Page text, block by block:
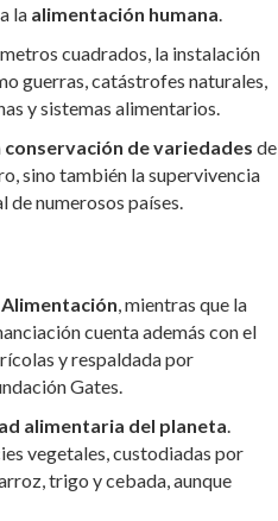
la alimentación humana.
cuadrados, la instalación
guerras, catástrofes naturales,
y sistemas alimentarios.
conservación de variedades de
sino también la supervivencia
numerosos países.
, mientras que la
cuenta además con el
y respaldada por
Gates.
alimentaria del planeta.
vegetales, custodiadas por
trigo y cebada, aunque